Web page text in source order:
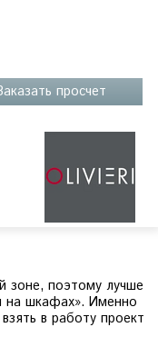
просчет
зоне, поэтому лучше
на шкафах». Именно
в работу проект